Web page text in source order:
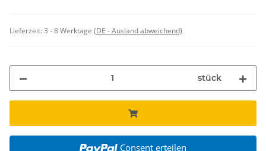
Lieferzeit:3 - 8 Werktage (DE - Ausland abweichend)
stück
Consent erteilen